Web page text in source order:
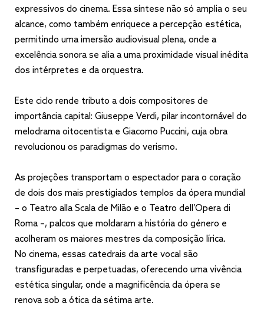
expressivos do cinema. Essa síntese não só amplia o seu
alcance, como também enriquece a percepção estética,
permitindo uma imersão audiovisual plena, onde a
excelência sonora se alia a uma proximidade visual inédita
dos intérpretes e da orquestra.
Este ciclo rende tributo a dois compositores de
importância capital: Giuseppe Verdi, pilar incontornável do
melodrama oitocentista e Giacomo Puccini, cuja obra
revolucionou os paradigmas do verismo.
As projeções transportam o espectador para o coração
de dois dos mais prestigiados templos da ópera mundial
– o Teatro alla Scala de Milão e o Teatro dell’Opera di
Roma –, palcos que moldaram a história do género e
acolheram os maiores mestres da composição lírica.
No cinema, essas catedrais da arte vocal são
transfiguradas e perpetuadas, oferecendo uma vivência
estética singular, onde a magnificência da ópera se
renova sob a ótica da sétima arte.